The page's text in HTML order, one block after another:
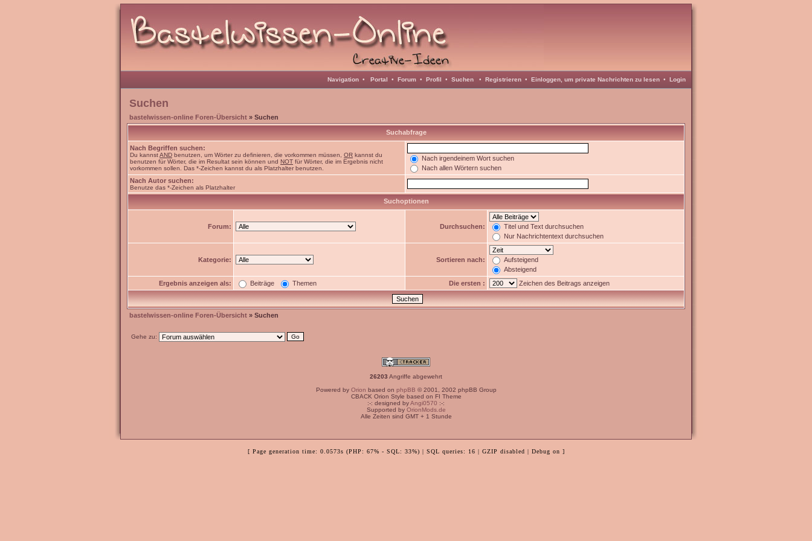
Navigation • Portal • Forum • Profil • Suchen • Registrieren • Einloggen, um private Nachrichten zu lesen • Login
Suchen
bastelwissen-online Foren-Übersicht » Suchen
Suchabfrage
Nach Begriffen suchen:
Du kannstAND benutzen, um Wörter zu definieren, die vorkommen müssen, OR kannst du
benutzen für Wörter, die im Resultat sein können und NOT für Wörter, die im Ergebnis nicht
vorkommen sollen. Das *-Zeichen kannst du als Platzhalter benutzen.
Nach irgendeinem Wort suchen
Nach allen Wörtern suchen
Nach Autor suchen:
Benutze das *-Zeichen als Platzhalter
Suchoptionen
Forum: Durchsuchen:
Titel und Text durchsuchen
Nur Nachrichtentext durchsuchen
Kategorie: Sortieren nach:
Aufsteigend
Absteigend
Ergebnis anzeigen als:
Beiträge Themen Die ersten : Zeichen des Beitrags anzeigen
bastelwissen-online Foren-Übersicht » Suchen
Gehe zu:
26203 Angriffe abgewehrt
Powered by Orion based on phpBB © 2001, 2002 phpBB Group
CBACK Orion Style based on FI Theme
:-: designed byAngi0570 :-:
Supported by OrionMods.de
Alle Zeiten sind GMT + 1 Stunde
[ Page generation time: 0.0573s (PHP: 67% - SQL: 33%) | SQL queries: 16 | GZIP disabled | Debug on ]